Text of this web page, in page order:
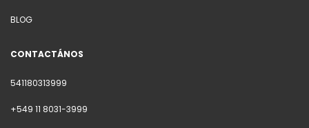
BLOG
CONTACTÁNOS
541180313999
+549 11 8031-3999